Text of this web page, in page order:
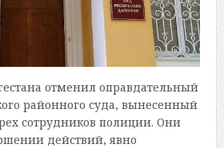
отменил оправдательный
районного суда, вынесенный
сотрудников полиции. Они
действий, явно